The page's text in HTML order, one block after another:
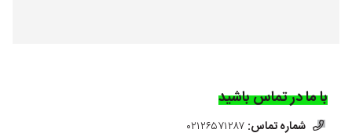
با ما در تماس باشید
شماره تماس: ۰۲۱۲۶۵۷۱۲۸۷